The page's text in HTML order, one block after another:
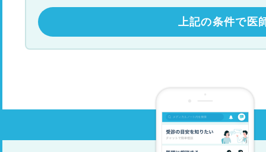
上記の条件で医